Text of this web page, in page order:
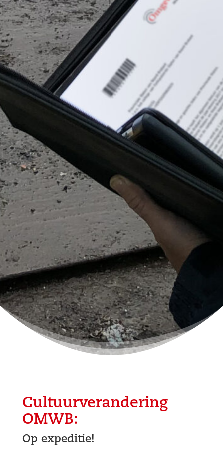
Cultuurverandering
OMWB:
Op expeditie!